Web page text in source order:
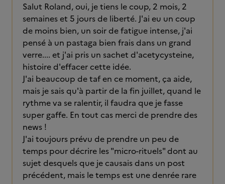
Salut Roland, oui, je tiens le coup, 2 mois, 2
semaines et 5 jours de liberté. J'ai eu un coup
de moins bien, un soir de fatigue intense, j'ai
pensé à un pastaga bien frais dans un grand
verre.... et j'ai pris un sachet d'acetycysteine,
histoire d'effacer cette idée.
J'ai beaucoup de taf en ce moment, ça aide,
mais je sais qu'à partir de la fin juillet, quand le
rythme va se ralentir, il faudra que je fasse
super gaffe. En tout cas merci de prendre des
news !
J'ai toujours prévu de prendre un peu de
temps pour décrire les "micro-rituels" dont au
sujet desquels que je causais dans un post
précédent, mais le temps est une denrée rare